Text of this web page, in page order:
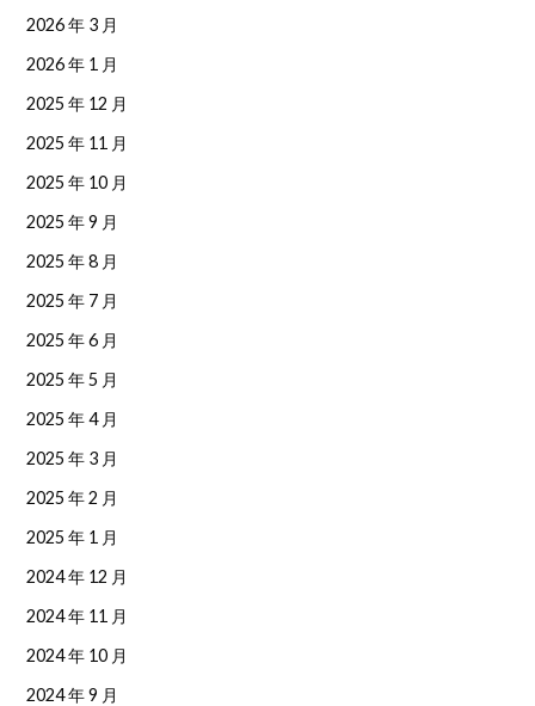
2026 年 3 月
2026 年 1 月
2025 年 12 月
2025 年 11 月
2025 年 10 月
2025 年 9 月
2025 年 8 月
2025 年 7 月
2025 年 6 月
2025 年 5 月
2025 年 4 月
2025 年 3 月
2025 年 2 月
2025 年 1 月
2024 年 12 月
2024 年 11 月
2024 年 10 月
2024 年 9 月